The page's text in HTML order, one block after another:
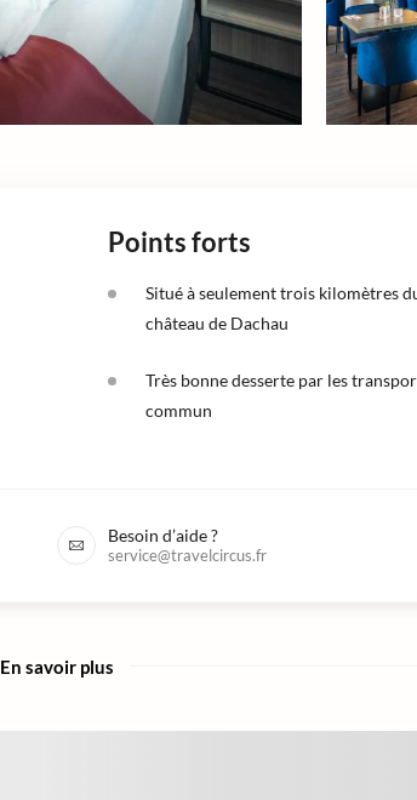
Points forts
Situé à seulement trois kilomètres
château de Dachau
Très bonne desserte par les
commun
Besoin d’aide ?
service@travelcircus.fr
En savoir plus